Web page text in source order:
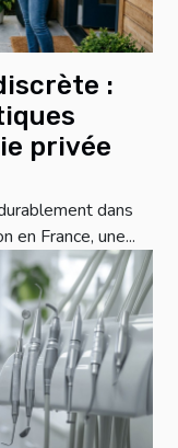
:
privée
dans
en France, une...